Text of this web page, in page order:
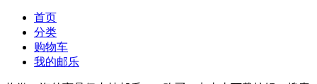
首页
分类
购物车
我的邮乐